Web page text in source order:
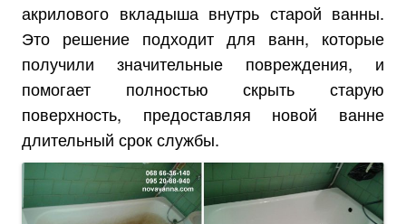
акрилового вкладыша внутрь старой ванны.
Это решение подходит для ванн, которые
получили значительные повреждения, и
помогает полностью скрыть старую
поверхность, предоставляя новой ванне
длительный срок службы.